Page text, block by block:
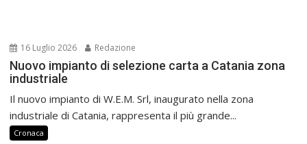
16 Luglio 2026 Redazione
Nuovo impianto di selezione carta a Catania zona
industriale
Il nuovo impianto di W.E.M. Srl, inaugurato nella zona
industriale di Catania, rappresenta il più grande...
Cronaca